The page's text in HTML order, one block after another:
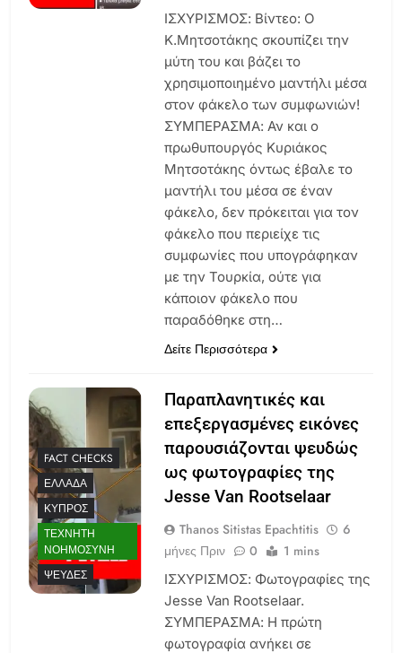
ΙΣΧΥΡΙΣΜΟΣ: Βίντεο: Ο
Κ.Μητσοτάκης σκουπίζει την
μύτη του και βάζει το
χρησιμοποιημένο μαντήλι μέσα
στον φάκελο των συμφωνιών!
ΣΥΜΠΕΡΑΣΜΑ: Αν και ο
πρωθυπουργός Κυριάκος
Μητσοτάκης όντως έβαλε το
μαντήλι του μέσα σε έναν
φάκελο, δεν πρόκειται για τον
φάκελο που περιείχε τις
συμφωνίες που υπογράφηκαν
με την Τουρκία, ούτε για
κάποιον φάκελο που
παραδόθηκε στη…
Δείτε Περισσότερα
FACT CHECKS
ΕΛΛΆΔΑ
ΚΎΠΡΟΣ
ΤΕΧΝΗΤΉ
ΝΟΗΜΟΣΎΝΗ
ΨΕΥΔΈΣ
Παραπλανητικές και
επεξεργασμένες εικόνες
παρουσιάζονται ψευδώς
ως φωτογραφίες της
Jesse Van Rootselaar
Thanos Sitistas Epachtitis
6
μήνες Πριν
0 1 mins
ΙΣΧΥΡΙΣΜΟΣ: Φωτογραφίες της
Jesse Van Rootselaar.
ΣΥΜΠΕΡΑΣΜΑ: Η πρώτη
φωτογραφία ανήκει σε